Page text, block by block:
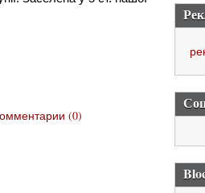
(0)